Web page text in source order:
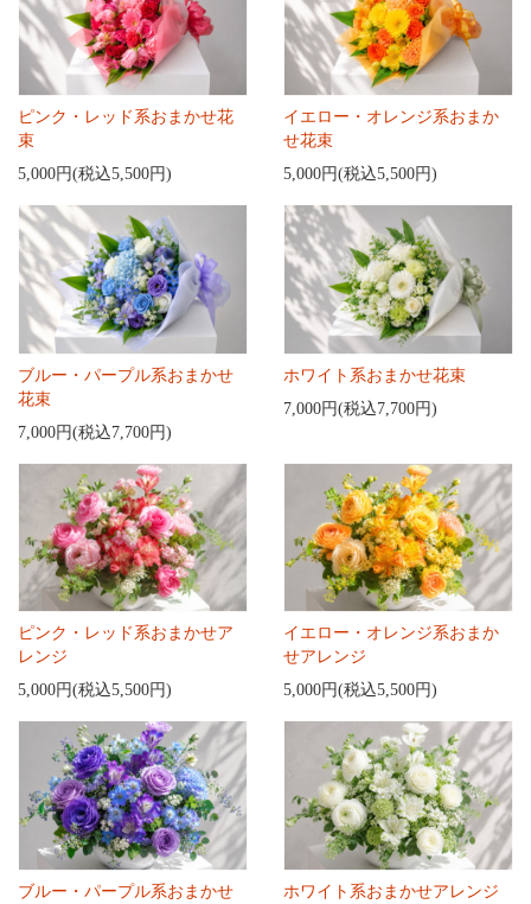
ピンク・レッド系おまかせ花
束
5,000円(税込5,500円)
イエロー・オレンジ系おまか
せ花束
5,000円(税込5,500円)
ブルー・パープル系おまかせ
花束
7,000円(税込7,700円)
ホワイト系おまかせ花束
7,000円(税込7,700円)
ピンク・レッド系おまかせア
レンジ
5,000円(税込5,500円)
イエロー・オレンジ系おまか
せアレンジ
5,000円(税込5,500円)
ブルー・パープル系おまかせ
ホワイト系おまかせアレンジ